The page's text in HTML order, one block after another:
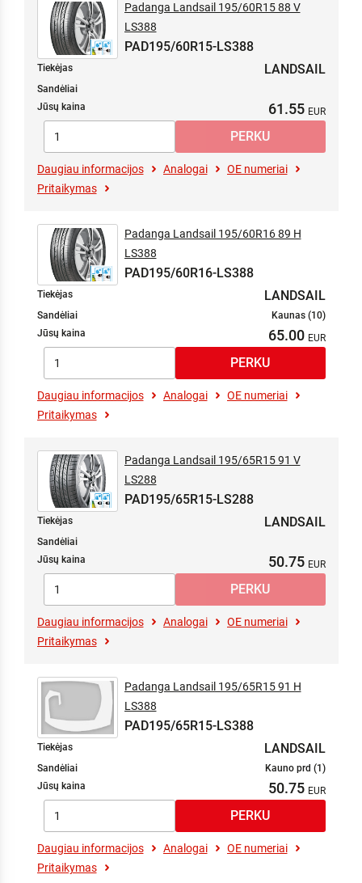
Padanga Landsail 195/60R15 88 V
LS388
PAD195/60R15-LS388
Tiekėjas LANDSAIL
Sandėliai
Jūsų kaina
61.55
Daugiau informacijos Analogai
OE numeriai
Pritaikymas
Padanga Landsail 195/60R16 89 H
LS388
PAD195/60R16-LS388
Tiekėjas LANDSAIL
Sandėliai
Kaunas (10)
Jūsų kaina
65.00
Daugiau informacijos Analogai
OE numeriai
Pritaikymas
Padanga Landsail 195/65R15 91 V
LS288
PAD195/65R15-LS288
Tiekėjas LANDSAIL
Sandėliai
Jūsų kaina
50.75
Daugiau informacijos Analogai
OE numeriai
Pritaikymas
Padanga Landsail 195/65R15 91 H
LS388
PAD195/65R15-LS388
Tiekėjas LANDSAIL
Sandėliai
Kauno prd (1)
Jūsų kaina
50.75
Daugiau informacijos Analogai
OE numeriai
Pritaikymas